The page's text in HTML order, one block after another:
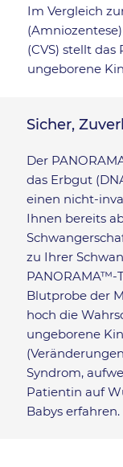
Im Vergleich
(CVS) stellt
ungeborene
Sicher,
Der
das Erbgut
einen nicht-
Ihnen bereits
zu Ihrer
PANORAMA™-
Blutprobe der
hoch die
ungeborene
Syndrom,
Patientin auf
Babys erfahren.